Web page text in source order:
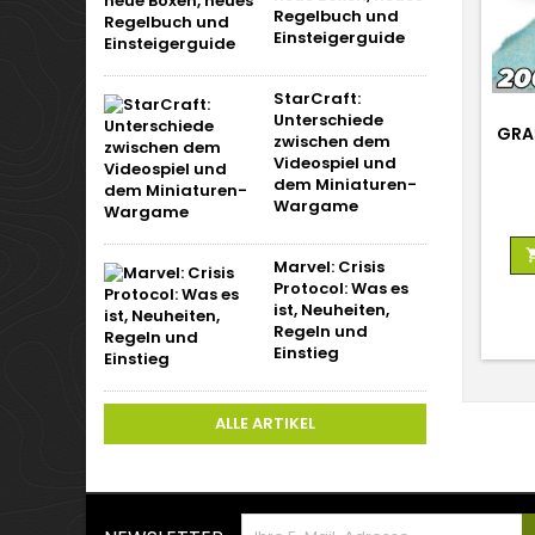
Regelbuch und
Einsteigerguide
StarCraft:
Unterschiede
zwischen dem
Videospiel und
dem Miniaturen-
Wargame
Marvel: Crisis
Protocol: Was es
ist, Neuheiten,
Regeln und
Einstieg
ALLE ARTIKEL